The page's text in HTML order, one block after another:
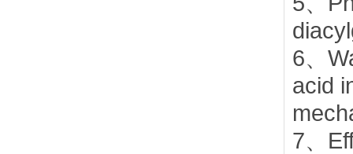
22、
23、
6、
acid
7、